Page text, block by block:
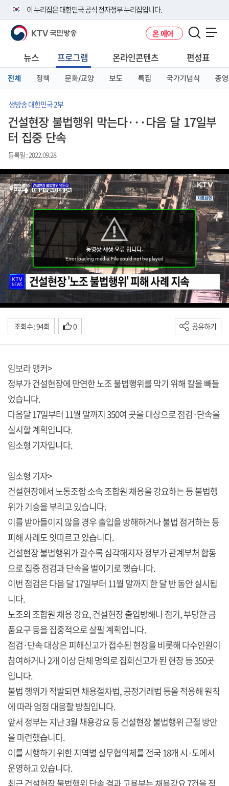
이 누리집은 대한민국 공식 전자정부 누리집입니다.
공식 누리집 주소 확인하기
니다.
이밖에 or.kr 또는 .kr등 다른 도메인 주소를 사용하고 있다면 아래 URL에
서 도메인 주소를 확인해 보세요
KTV 국민방송 온 에어
뉴스 프로그램 온라인콘텐츠 편성표
전체 정책 문화/교양 보도 특집 국가기념식 종영
생방송 대한민국 2부
건설현장 불법행위 막는다···다음 달 17일부
터 집중 단속
등록일 : 2022.09.28
조회수 : 94회 0 공유하기
임보라 앵커>
정부가 건설현장에 만연한 노조 불법행위를 막기 위해 칼을 빼들
었습니다.
다음달 17일부터 11월 말까지 350여 곳을 대상으로 점검·단속을
실시할 계획입니다.
임소형 기자입니다.
임소형 기자>
건설현장에서 노동조합 소속 조합원 채용을 강요하는 등 불법행
위가 기승을 부리고 있습니다.
이를 받아들이지 않을 경우 출입을 방해하거나 불법 점거하는 등
피해 사례도 잇따르고 있습니다.
건설현장 불법행위가 갈수록 심각해지자 정부가 관계부처 합동
으로 집중 점검과 단속을 벌이기로 했습니다.
이번 점검은 다음 달 17일부터 11월 말까지 한 달 반 동안 실시됩
니다.
노조의 조합원 채용 강요, 건설현장 출입방해나 점거, 부당한 금
품요구 등을 집중적으로 살필 계획입니다.
점검·단속 대상은 피해신고가 접수된 현장을 비롯해 다수인원이
참여하거나 2개 이상 단체 명의로 집회신고가 된 현장 등 350곳
입니다.
불법 행위가 적발되면 채용절차법, 공정거래법 등을 적용해 원칙
에 따라 엄정 대응할 방침입니다.
앞서 정부는 지난 3월 채용강요 등 건설현장 불법행위 근절 방안
을 마련했습니다.
이를 시행하기 위한 지역별 실무협의체를 전국 18개 시·도에서
운영하고 있습니다.
최근 건설현장 불법행위 단속 결과 고용부는 채용강요 7건을 적